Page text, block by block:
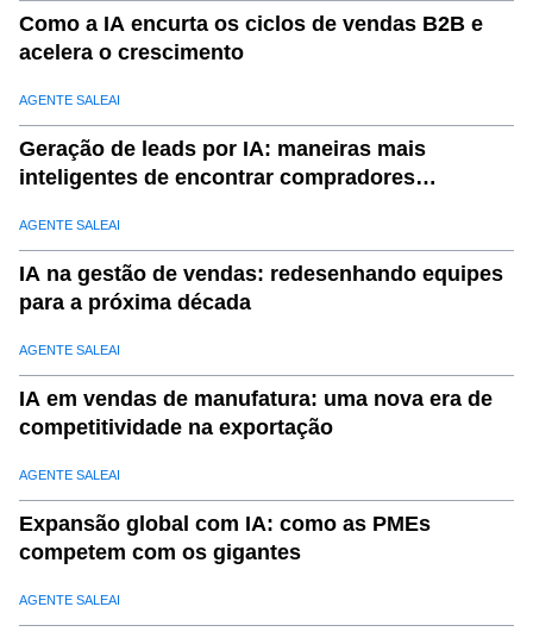
Como a IA encurta os ciclos de vendas B2B e
acelera o crescimento
AGENTE SALEAI
Geração de leads por IA: maneiras mais
inteligentes de encontrar compradores
AGENTE SALEAI
IA na gestão de vendas: redesenhando equipes
para a próxima década
AGENTE SALEAI
IA em vendas de manufatura: uma nova era de
competitividade na exportação
AGENTE SALEAI
Expansão global com IA: como as PMEs
competem com os gigantes
AGENTE SALEAI